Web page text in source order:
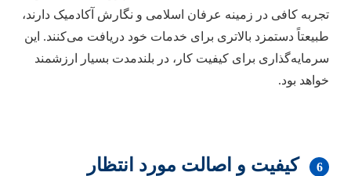
تجربه کافی در زمینه عرفان اسلامی و نگارش آکادمیک دارند،
طبیعتاً دستمزد بالاتری برای خدمات خود دریافت می‌کنند. این
سرمایه‌گذاری برای کیفیت کار، در بلندمدت بسیار ارزشمند
خواهد بود.
6
کیفیت و اصالت مورد انتظار